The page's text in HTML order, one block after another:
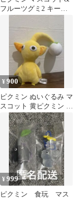
フルーツグミ2 キーホ
ルダー 岩ピクミン
¥900
ピクミン ぬいぐるみ マ
スコット 黄ピクミン 正
規品
¥999
ピクミン 食玩 マス